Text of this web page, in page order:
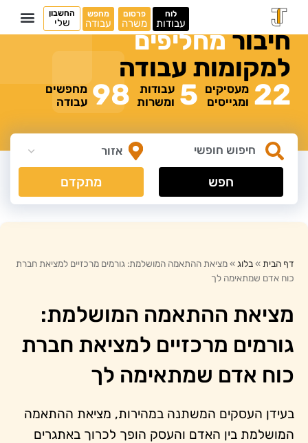
לוח
עבודות
פרסום
משרה
מחפש
עבודה
החשבון
שלי
חיבורמחליפים
למקומות עבודה
22 מעסיקים
ומגייסים
5 עבודות
ומשרות 98 מחפשים
עבודה
חפש מתקדם
דף הבית »בלוג »מציאת ההתאמה המושלמת: גורמים מרכזיים למציאת חברת
כוח אדם שמתאימה לך
מציאת ההתאמה המושלמת:
גורמים מרכזיים למציאת חברת
כוח אדם שמתאימה לך
בעידן העסקים המשתנה במהירות, מציאת ההתאמה
המושלמת בין האדם והעסק הופך לכרוך באתגרים